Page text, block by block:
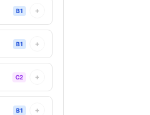
B1 +
B1 +
C2 +
B1 +